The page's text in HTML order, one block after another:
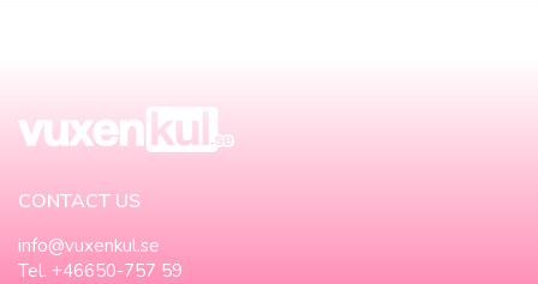
CONTACT US
info@vuxenkul.se
Tel. +46650-757 59